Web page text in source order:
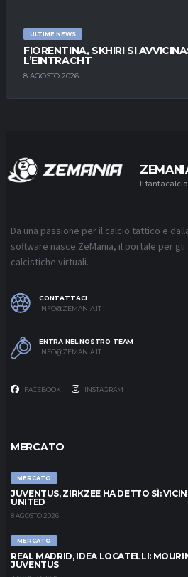
ULTIME NEWS
FIORENTINA, SKHIRI SI
L’EINTRACHT
8 AGOSTO 2026
Il fantacalcio
Da una passione per il calcio tattico e
software nasce ZeMania, il portale per gli
calcistiche virtuali.
CONTATTACI
INFO@ZEMANIA.IT
ENTRA NEL NOSTRO TEAM
INFO@ZEMANIA.IT
FACEBOOK INSTAGRAM
MERCATO
MERCATO
JUVENTUS, ZIRKZEE HA DETTO SÌ:
UNITED
8 AGOSTO 2026
MERCATO
REAL MADRID, IDEA LOCATELLI:
JUVENTUS